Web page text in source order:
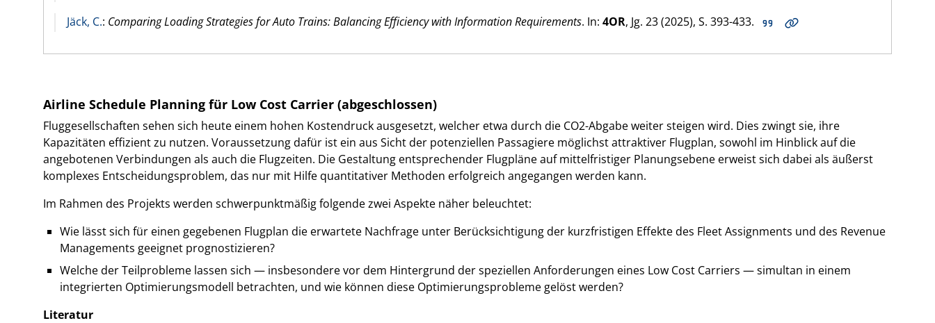
Jäck, C.: Comparing Loading Strategies for Auto Trains: Balancing Efficiency with Information Requirements. In: 4OR, Jg. 23 (2025), S. 393-433.
Airline Schedule Planning für Low Cost Carrier (abgeschlossen)
Fluggesellschaften sehen sich heute einem hohen Kostendruck ausgesetzt, welcher etwa durch die CO2-Abgabe weiter steigen wird. Dies zwingt sie, ihre
Kapazitäten effizient zu nutzen. Voraussetzung dafür ist ein aus Sicht der potenziellen Passagiere möglichst attraktiver Flugplan, sowohl im Hinblick auf die
angebotenen Verbindungen als auch die Flugzeiten. Die Gestaltung entsprechender Flugpläne auf mittelfristiger Planungsebene erweist sich dabei als äußerst
komplexes Entscheidungsproblem, das nur mit Hilfe quantitativer Methoden erfolgreich angegangen werden kann.
Im Rahmen des Projekts werden schwerpunktmäßig folgende zwei Aspekte näher beleuchtet:
Wie lässt sich für einen gegebenen Flugplan die erwartete Nachfrage unter Berücksichtigung der kurzfristigen Effekte des Fleet Assignments und des Revenue
Managements geeignet prognostizieren?
Welche der Teilprobleme lassen sich — insbesondere vor dem Hintergrund der speziellen Anforderungen eines Low Cost Carriers — simultan in einem
integrierten Optimierungsmodell betrachten, und wie können diese Optimierungsprobleme gelöst werden?
Literatur